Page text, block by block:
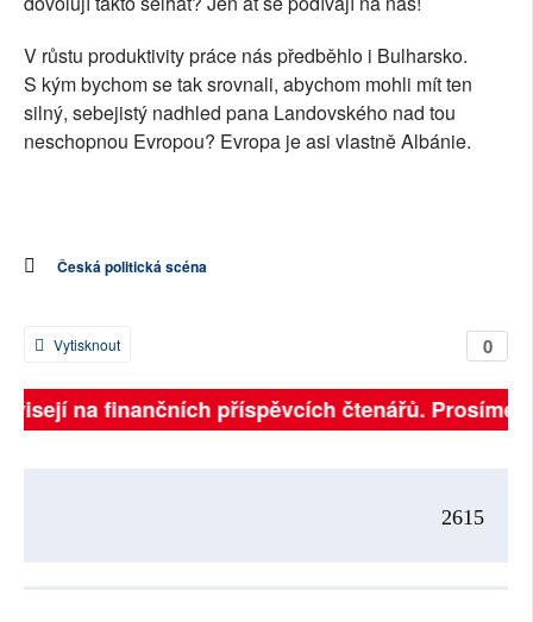
V růstu produktivity práce nás předběhlo i Bulharsko.
S kým bychom se tak srovnali, abychom mohli mít ten
silný, sebejistý nadhled pana Landovského nad tou
neschopnou Evropou? Evropa je asi vlastně Albánie.
Česká politická scéna
0
Vytisknout
na finančních příspěvcích čtenářů. Prosíme,
2615